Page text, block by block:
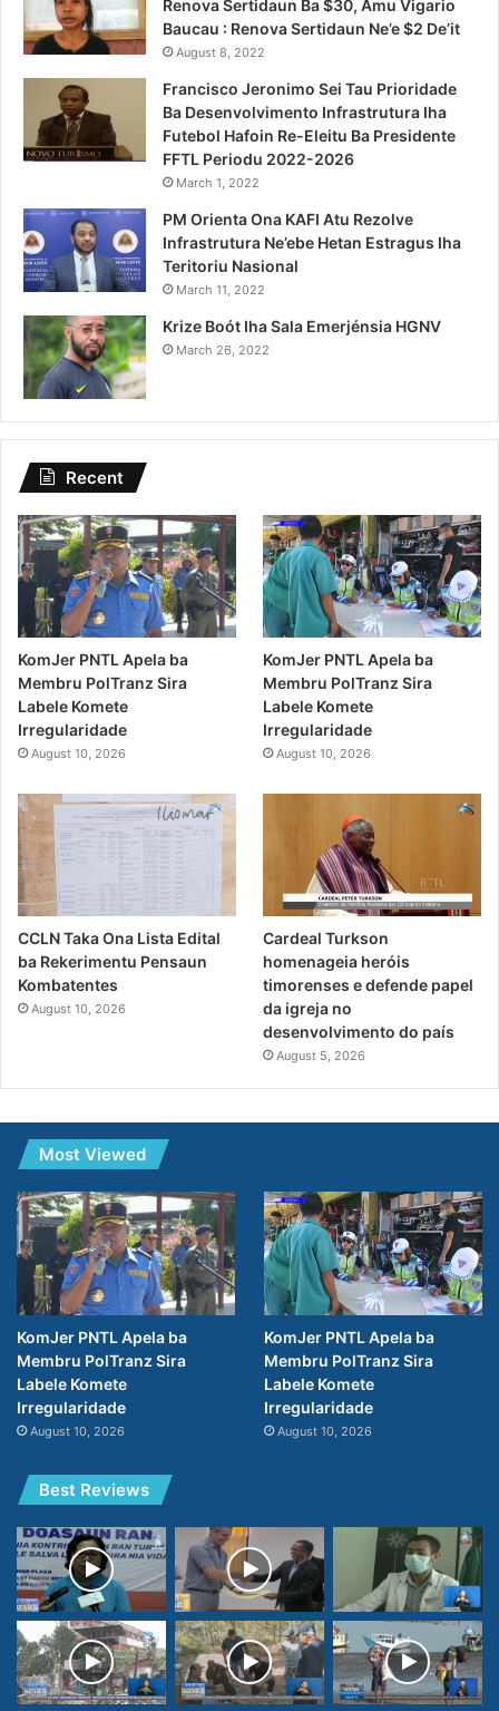
Renova Sertidaun Ba $30, Amu Vigario
Baucau : Renova Sertidaun Ne’e $2 De’it
August 8, 2022
Francisco Jeronimo Sei Tau Prioridade
Ba Desenvolvimento Infrastrutura Iha
Futebol Hafoin Re-Eleitu Ba Presidente
FFTL Periodu 2022-2026
March 1, 2022
PM Orienta Ona KAFI Atu Rezolve
Infrastrutura Ne’ebe Hetan Estragus Iha
Teritoriu Nasional
March 11, 2022
Krize Boót Iha Sala Emerjénsia HGNV
March 26, 2022
Recent
KomJer PNTL Apela ba
Membru PolTranz Sira
Labele Komete
Irregularidade
August 10, 2026
KomJer PNTL Apela ba
Membru PolTranz Sira
Labele Komete
Irregularidade
August 10, 2026
CCLN Taka Ona Lista Edital
ba Rekerimentu Pensaun
Kombatentes
August 10, 2026
Cardeal Turkson
homenageia heróis
timorenses e defende papel
da igreja no
desenvolvimento do país
August 5, 2026
Most Viewed
KomJer PNTL Apela ba
Membru PolTranz Sira
Labele Komete
Irregularidade
August 10, 2026
KomJer PNTL Apela ba
Membru PolTranz Sira
Labele Komete
Irregularidade
August 10, 2026
Best Reviews